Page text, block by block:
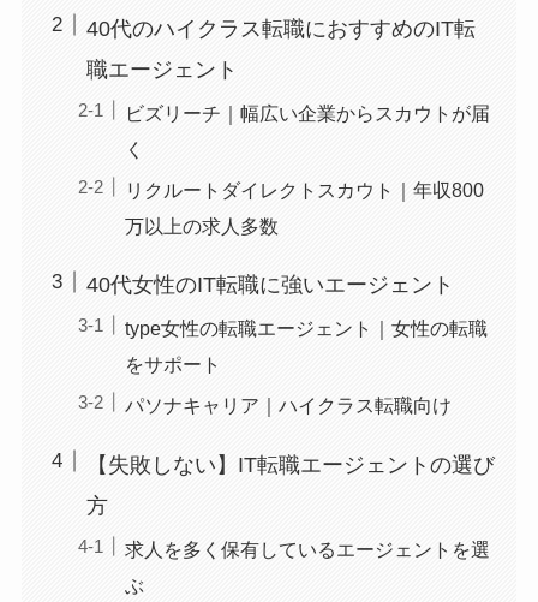
40代のハイクラス転職におすすめのIT転
職エージェント
ビズリーチ｜幅広い企業からスカウトが届
く
リクルートダイレクトスカウト｜年収800
万以上の求人多数
40代女性のIT転職に強いエージェント
type女性の転職エージェント｜女性の転職
をサポート
パソナキャリア｜ハイクラス転職向け
【失敗しない】IT転職エージェントの選び
方
求人を多く保有しているエージェントを選
ぶ